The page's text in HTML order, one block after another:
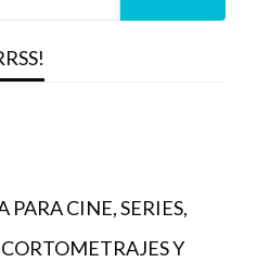
PARA CINE, SERIES,
Y